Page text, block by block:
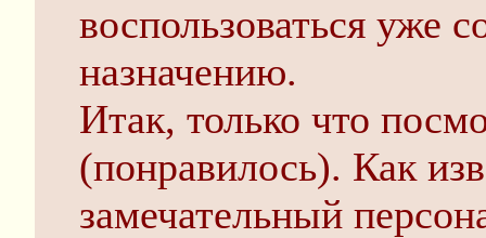
воспользоваться уже
назначению.
Итак, только что
(понравилось). Как
замечательный